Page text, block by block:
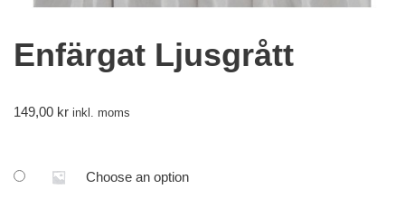
Enfärgat Ljusgrått
149,00 kr inkl. moms
Choose an option